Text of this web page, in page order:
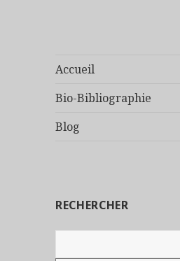
Accueil
Bio-Bibliographie
Blog
RECHERCHER